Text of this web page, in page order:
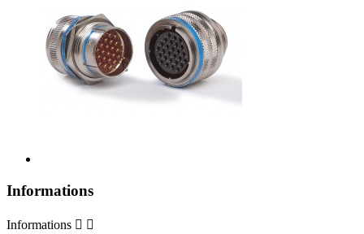
Informations
Informations  